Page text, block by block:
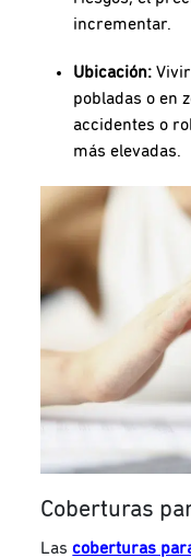
incrementar.
Ubicación:
pobladas o en
accidentes o
más elevadas.
Coberturas
Lascoberturas